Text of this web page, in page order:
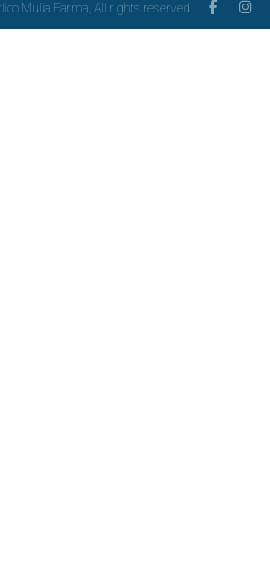
Mulia Farma, All rights reserved